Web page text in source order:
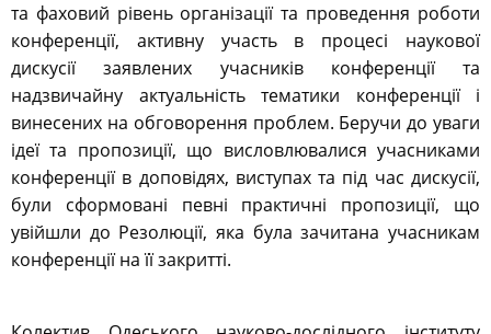
та фаховий рівень організації та проведення роботи
конференції, активну участь в процесі наукової
дискусії заявлених учасників конференції та
надзвичайну актуальність тематики конференції і
винесених на обговорення проблем. Беручи до уваги
ідеї та пропозиції, що висловлювалися учасниками
конференції в доповідях, виступах та під час дискусії,
були сформовані певні практичні пропозиції, що
увійшли до Резолюції, яка була зачитана учасникам
конференції на її закритті.